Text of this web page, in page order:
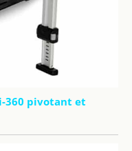
360 pivotant et